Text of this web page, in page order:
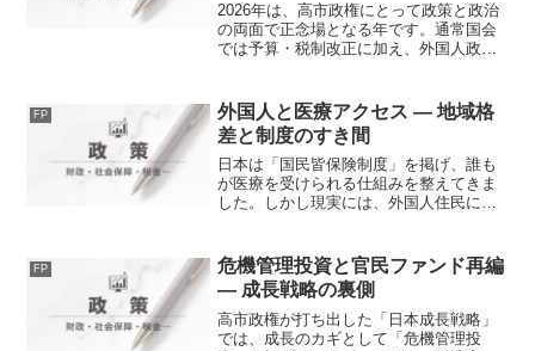
2026年は、高市政権にとって政策と政治
の両面で正念場となる年です。通常国会
では予算・税制改正に加え、外国人政策
どう見極めるかという高度に政治的な判
断も迫られています。...
FP
外国人と医療アクセス ― 地域格
差と制度のすき間
日本は「国民皆保険制度」を掲げ、誰も
が医療を受けられる仕組みを整えてきま
した。しかし現実には、外国人住民にと
そして経済的な要因が重なり、制度の“す
き間”に取り残される人...
FP
危機管理投資と官民ファンド再編
― 成長戦略の裏側
高市政権が打ち出した「日本成長戦略」
では、成長のカギとして「危機管理投